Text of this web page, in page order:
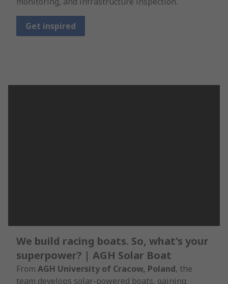
Get inspired
We build racing boats. So, what's your
superpower? | AGH Solar Boat
From AGH University of Cracow, Poland, the
team develops solar-powered boats, gaining